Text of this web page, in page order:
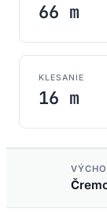
66 m
KLESANIE
16 m